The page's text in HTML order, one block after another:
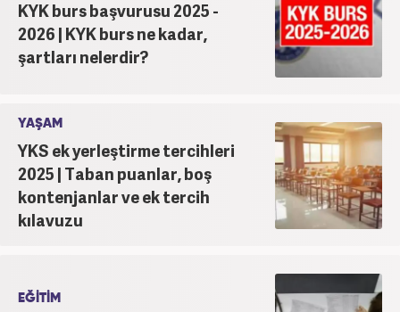
KYK burs başvurusu 2025 -
2026 | KYK burs ne kadar,
şartları nelerdir?
YAŞAM
YKS ek yerleştirme tercihleri
2025 | Taban puanlar, boş
kontenjanlar ve ek tercih
kılavuzu
EĞİTİM